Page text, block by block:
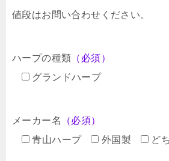
値段はお問い合わせください。
ハープの種類 （必須）
グランドハープ
メーカー名
（必須）
青山ハープ
外国製 ど